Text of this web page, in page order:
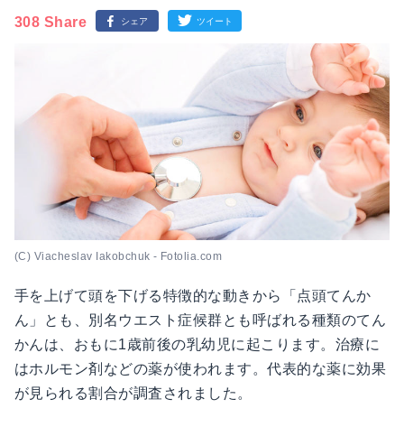
308 Share
(C) Viacheslav Iakobchuk - Fotolia.com
手を上げて頭を下げる特徴的な動きから「点頭てんか
ん」とも、別名ウエスト症候群とも呼ばれる種類のてん
かんは、おもに1歳前後の乳幼児に起こります。治療に
はホルモン剤などの薬が使われます。代表的な薬に効果
が見られる割合が調査されました。